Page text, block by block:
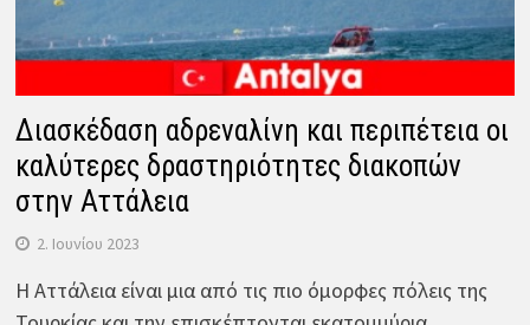
Διασκέδαση αδρεναλίνη και περιπέτεια οι
καλύτερες δραστηριότητες διακοπών
στην Αττάλεια
2. Ιουνίου 2023
Η Αττάλεια είναι μια από τις πιο όμορφες πόλεις της